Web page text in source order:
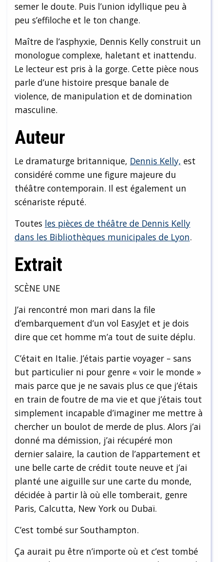
semer le doute. Puis l’union idyllique peu à
peu s’effiloche et le ton change.
Maître de l’asphyxie, Dennis Kelly construit un
monologue complexe, haletant et inattendu.
Le lecteur est pris à la gorge. Cette pièce nous
parle d’une histoire presque banale de
violence, de manipulation et de domination
masculine.
Auteur
Le dramaturge britannique, Dennis Kelly, est
considéré comme une figure majeure du
théâtre contemporain. Il est également un
scénariste réputé.
Toutes les pièces de théâtre de Dennis Kelly
dans les Bibliothèques municipales de Lyon.
Extrait
SCÈNE UNE
J’ai rencontré mon mari dans la file
d’embarquement d’un vol EasyJet et je dois
dire que cet homme m’a tout de suite déplu.
C’était en Italie. J’étais partie voyager – sans
but particulier ni pour genre « voir le monde »
mais parce que je ne savais plus ce que j’étais
en train de foutre de ma vie et que j’étais tout
simplement incapable d’imaginer me mettre à
chercher un boulot de merde de plus. Alors j’ai
donné ma démission, j’ai récupéré mon
dernier salaire, la caution de l’appartement et
une belle carte de crédit toute neuve et j’ai
planté une aiguille sur une carte du monde,
décidée à partir là où elle tomberait, genre
Paris, Calcutta, New York ou Dubaï.
C’est tombé sur Southampton.
Ça aurait pu être n’importe où et c’est tombé